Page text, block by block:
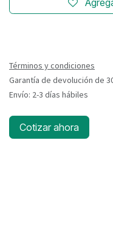
Términos y condiciones
Garantía de devolución de
Envío: 2-3 días hábiles
Cotizar ahora